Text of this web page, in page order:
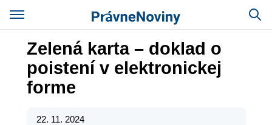
Zelená karta – doklad o
poistení v elektronickej
forme
22. 11. 2024